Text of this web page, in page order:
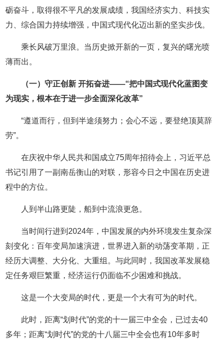
砺奋斗，取得很不平凡的发展成绩，我国经济实力、科技实
力、综合国力持续增强，中国式现代化迈出新的坚实步伐。
乘长风破万里浪。当历史掀开新的一页，复兴的曙光喷
薄而出。
（一）守正创新 开拓奋进——“把中国式现代化蓝图变
为现实，根本在于进一步全面深化改革”
“遵道而行，但到半途须努力；会心不远，要登绝顶莫辞
劳”。
在庆祝中华人民共和国成立75周年招待会上，习近平总
书记引用了一副南岳衡山的对联，形容今日之中国在历史进
程中的方位。
人到半山路更陡，船到中流浪更急。
当时间行进到2024年，中国发展的内外环境发生复杂深
刻变化：百年变局加速演进，世界进入新的动荡变革期，正
经历大调整、大分化、大重组。与此同时，我国改革发展稳
定任务艰巨繁重，经济运行仍面临不少困难和挑战。
这是一个大变局的时代，更是一个大有可为的时代。
此时，距离“划时代”的党的十一届三中全会，已过去40
多年；距离“划时代”的党的十八届三中全会也有10年多时